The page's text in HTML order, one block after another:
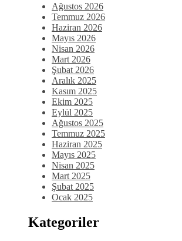
Ağustos 2026
Temmuz 2026
Haziran 2026
Mayıs 2026
Nisan 2026
Mart 2026
Şubat 2026
Aralık 2025
Kasım 2025
Ekim 2025
Eylül 2025
Ağustos 2025
Temmuz 2025
Haziran 2025
Mayıs 2025
Nisan 2025
Mart 2025
Şubat 2025
Ocak 2025
Kategoriler